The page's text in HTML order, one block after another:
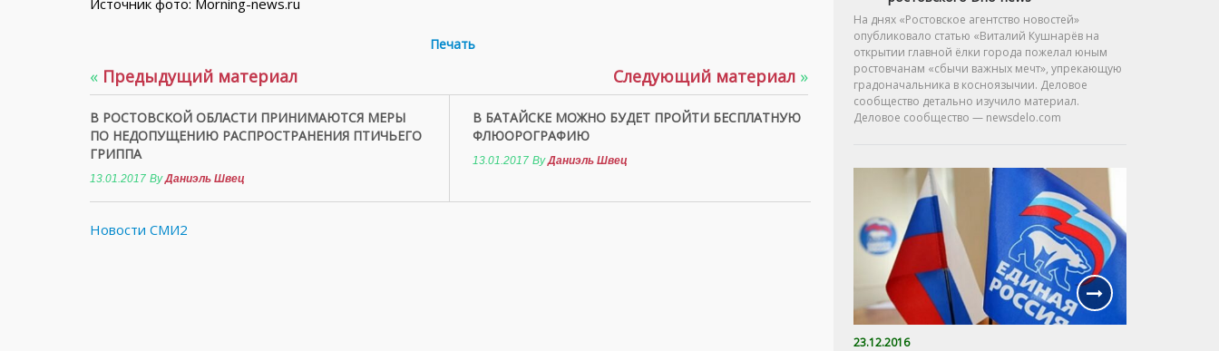
Источник фото: Morning-news.ru
Печать
« Предыдущий материал
В РОСТОВСКОЙ ОБЛАСТИ ПРИНИМАЮТСЯ МЕРЫ
ПО НЕДОПУЩЕНИЮ РАСПРОСТРАНЕНИЯ ПТИЧЬЕГО
ГРИППА
13.01.2017 ByДаниэль Швец
Следующий материал »
В БАТАЙСКЕ МОЖНО БУДЕТ ПРОЙТИ БЕСПЛАТНУЮ
ФЛЮОРОГРАФИЮ
13.01.2017 ByДаниэль Швец
Новости СМИ2
На днях «Ростовское агентство новостей»
опубликовало статью «Виталий Кушнарёв на
открытии главной ёлки города пожелал юным
ростовчанам «сбычи важных мечт», упрекающую
градоначальника в косноязычии. Деловое
сообщество детально изучило материал.
Деловое сообщество — newsdelo.com
23.12.2016